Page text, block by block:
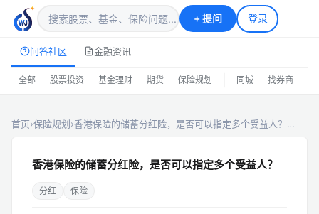
+提问 登录
问答社区 金融资讯
全部 股票投资 基金理财 期货 保险规划 同城 找券商
首页›保险规划›香港保险的储蓄分红险，是否可以指定多个受益人？…
香港保险的储蓄分红险，是否可以指定多个受益人？
分红 保险